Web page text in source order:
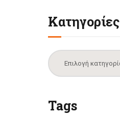
Κατηγορίες
Κατηγορίες
Tags